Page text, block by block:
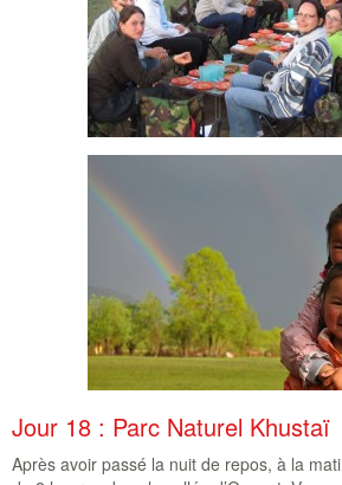
Jour 18 : Parc Naturel Khustaï
Après avoir passé la nuit de repos, à la